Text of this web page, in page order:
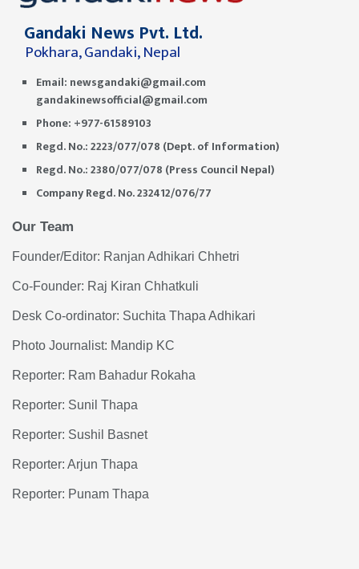
Gandaki News Pvt. Ltd.
Pokhara, Gandaki, Nepal
Email: newsgandaki@gmail.com
gandakinewsofficial@gmail.com
Phone: +977-61589103
Regd. No.: 2223/077/078 (Dept. of Information)
Regd. No.: 2380/077/078 (Press Council Nepal)
Company Regd. No. 232412/076/77
Our Team
Founder/Editor: Ranjan Adhikari Chhetri
Co-Founder: Raj Kiran Chhatkuli
Desk Co-ordinator: Suchita Thapa Adhikari
Photo Journalist: Mandip KC
Reporter: Ram Bahadur Rokaha
Reporter: Sunil Thapa
Reporter: Sushil Basnet
Reporter: Arjun Thapa
Reporter: Punam Thapa